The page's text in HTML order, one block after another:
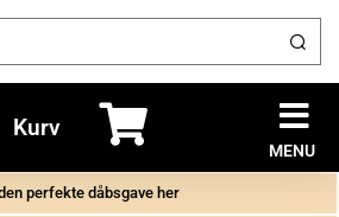
Kurv
MENU
perfekte dåbsgave her